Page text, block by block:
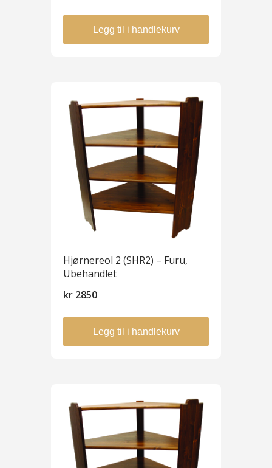
Legg til i handlekurv
Hjørnereol 2 (SHR2) – Furu,
Ubehandlet
kr 2850
Legg til i handlekurv